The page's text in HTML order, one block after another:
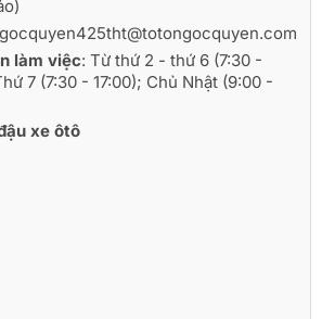
làm việc: Từ thứ 2 - thứ 6 (7:30 -
7 (7:30 - 17:00); Chủ Nhật (9:00 -
xe ôtô